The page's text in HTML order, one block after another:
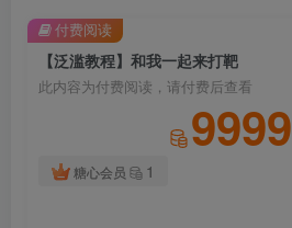
【泛滥教程】和我一起来打靶
此内容为付费阅读，请付费后查看
9999
糖心会员
1
付费阅读